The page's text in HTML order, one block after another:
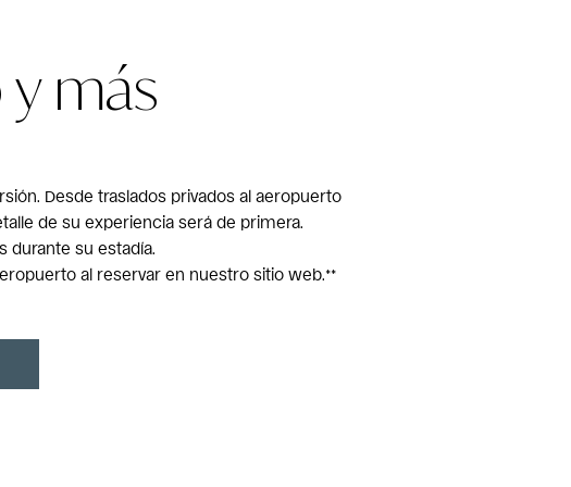
más
Desde traslados privados al aeropuerto
de su experiencia será de primera.
durante su estadía.
al reservar en nuestro sitio web.**